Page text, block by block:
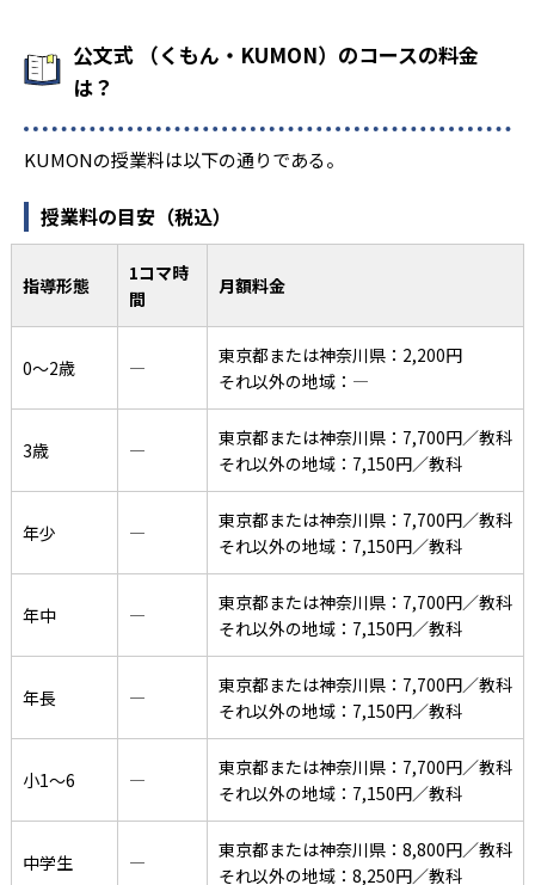
公文式 （くもん・KUMON）のコースの料金
は？
KUMONの授業料は以下の通りである。
授業料の目安（税込）
指導形態
1コマ時
間
月額料金
0〜2歳 ―
東京都または神奈川県：2,200円
それ以外の地域：―
3歳 ―
東京都または神奈川県：7,700円／教科
それ以外の地域：7,150円／教科
年少 ―
東京都または神奈川県：7,700円／教科
それ以外の地域：7,150円／教科
年中 ―
東京都または神奈川県：7,700円／教科
それ以外の地域：7,150円／教科
年長 ―
東京都または神奈川県：7,700円／教科
それ以外の地域：7,150円／教科
小1〜6 ―
東京都または神奈川県：7,700円／教科
それ以外の地域：7,150円／教科
中学生 ―
東京都または神奈川県：8,800円／教科
それ以外の地域：8,250円／教科